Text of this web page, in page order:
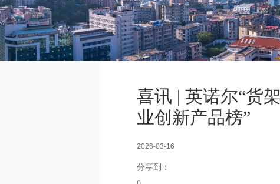
喜讯 | 英诺尔“货
业创新产品榜”
2026-03-16
分享到：